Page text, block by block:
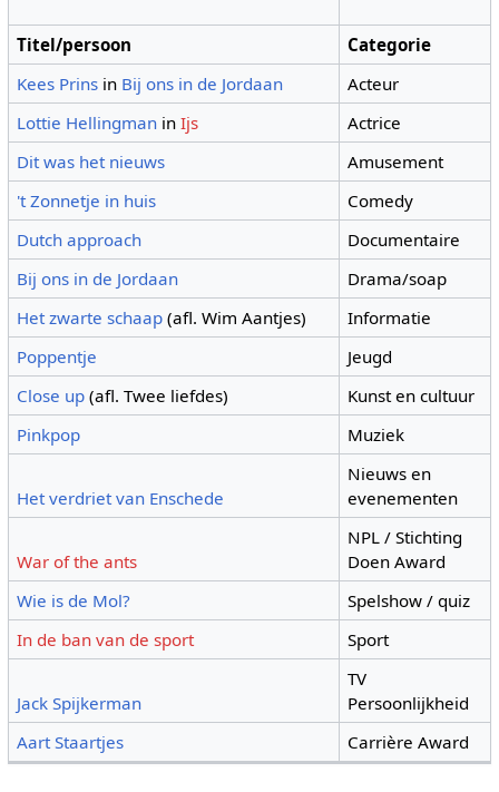
Titel/persoon
Categorie
Kees Prins in Bij ons in de Jordaan
Acteur
Lottie Hellingman inIjs
Actrice
Dit was het nieuws
Amusement
't Zonnetje in huis
Comedy
Dutch approach
Documentaire
Bij ons in de Jordaan
Drama/soap
Het zwarte schaap (afl. Wim Aantjes)
Informatie
Poppentje
Jeugd
Close up (afl. Twee liefdes)
Kunst en cultuur
Pinkpop
Muziek
Het verdriet van Enschede
Nieuws en
evenementen
War of the ants
NPL / Stichting
Doen Award
Wie is de Mol?
Spelshow / quiz
In de ban van de sport
Sport
Jack Spijkerman
TV
Persoonlijkheid
Aart Staartjes
Carrière Award